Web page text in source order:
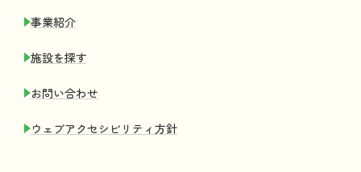
事業紹介
施設を探す
お問い合わせ
ウェブアクセシビリティ 方針